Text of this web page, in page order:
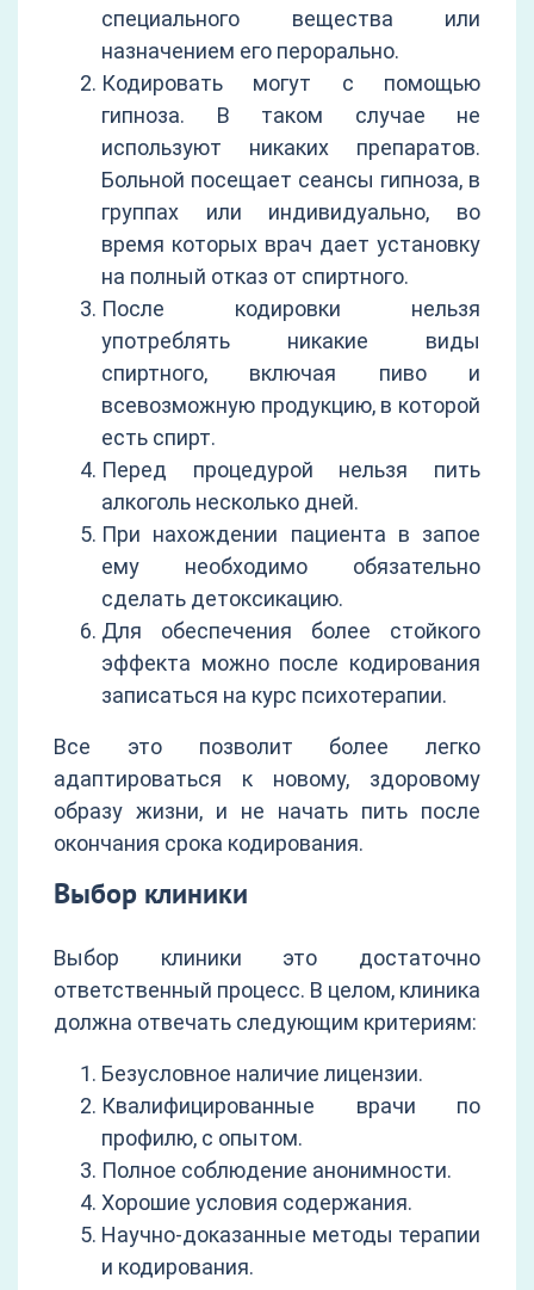
специального вещества или
назначением его перорально.
Кодировать могут с помощью
гипноза. В таком случае не
используют никаких препаратов.
Больной посещает сеансы гипноза, в
группах или индивидуально, во
время которых врач дает установку
на полный отказ от спиртного.
После кодировки нельзя
употреблять никакие виды
спиртного, включая пиво и
всевозможную продукцию, в которой
есть спирт.
Перед процедурой нельзя пить
алкоголь несколько дней.
При нахождении пациента в запое
ему необходимо обязательно
сделать детоксикацию.
Для обеспечения более стойкого
эффекта можно после кодирования
записаться на курс психотерапии.
Все это позволит более легко
адаптироваться к новому, здоровому
образу жизни, и не начать пить после
окончания срока кодирования.
Выбор клиники
Выбор клиники это достаточно
ответственный процесс. В целом, клиника
должна отвечать следующим критериям:
Безусловное наличие лицензии.
Квалифицированные врачи по
профилю, с опытом.
Полное соблюдение анонимности.
Хорошие условия содержания.
Научно-доказанные методы терапии
и кодирования.